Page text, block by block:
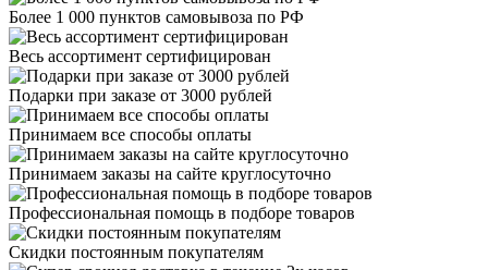
Более 1 000 пунктов самовывоза по РФ
Весь ассортимент сертифицирован
Подарки при заказе от 3000 рублей
Принимаем все способы оплаты
Принимаем заказы на сайте круглосуточно
Профессиональная помощь в подборе товаров
Скидки постоянным покупателям